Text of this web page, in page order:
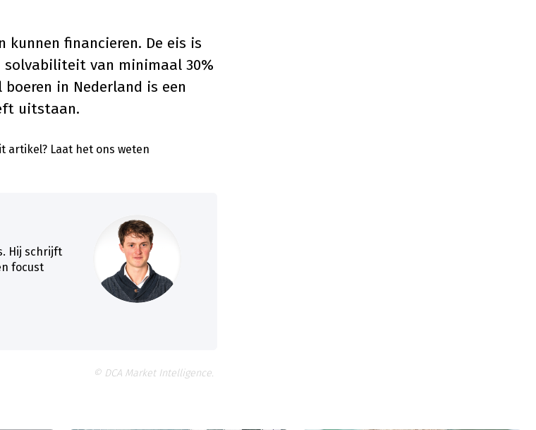
kunnen financieren. De eis is
solvabiliteit van minimaal 30%
in Nederland is een
uitstaan.
artikel? Laat het ons weten
Hij schrijft
focust
© DCA Market Intelligence.